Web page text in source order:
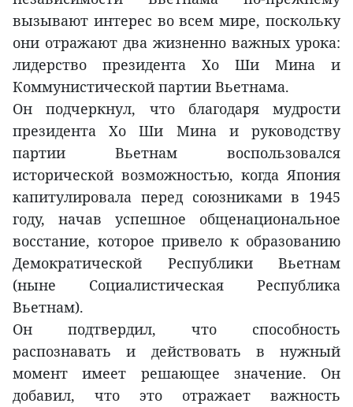
вызывают интерес во всем мире, поскольку
они отражают два жизненно важных урока:
лидерство президента Хо Ши Мина и
Коммунистической партии Вьетнама.
Он подчеркнул, что благодаря мудрости
президента Хо Ши Мина и руководству
партии Вьетнам воспользовался
исторической возможностью, когда Япония
капитулировала перед союзниками в 1945
году, начав успешное общенациональное
восстание, которое привело к образованию
Демократической Республики Вьетнам
(ныне Социалистическая Республика
Вьетнам).
Он подтвердил, что способность
распознавать и действовать в нужный
момент имеет решающее значение. Он
добавил, что это отражает важность